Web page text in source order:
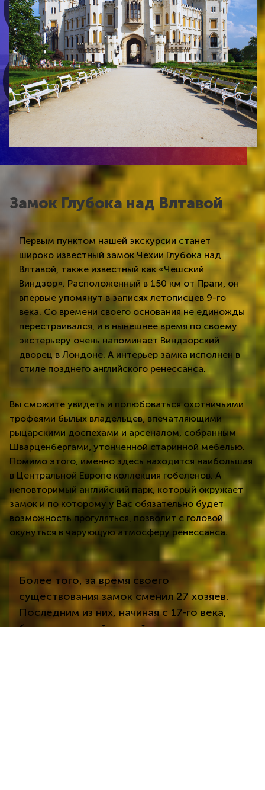
Замок Глубока над Влтавой
Первым пунктом нашей экскурсии станет
широко известный замок Чехии Глубока над
Влтавой, также известный как «Чешский
Виндзор». Расположенный в 150 км от Праги, он
впервые упомянут в записях летописцев 9-го
века. Со времени своего основания не единожды
перестраивался, и в нынешнее время по своему
экстерьеру очень напоминает Виндзорский
дворец в Лондоне. А интерьер замка исполнен в
стиле позднего английского ренессанса.
Вы сможите увидеть и полюбоваться охотничьими
трофеями былых владельцев, впечатляющими
рыцарскими доспехами и арсеналом, собранным
Шварценбергами, утонченной старинной мебелью.
Помимо этого, именно здесь находится наибольшая
в Центральной Европе коллекция гобеленов. А
неповторимый английский парк, который окружает
замок и по которому у Вас обязательно будет
возможность прогуляться, позволит с головой
окунуться в чарующую атмосферу ренессанса.
Более того, за время своего
существования замок сменил 27 хозяев.
Последним из них, начиная с 17-го века,
был влиятельный княжий род